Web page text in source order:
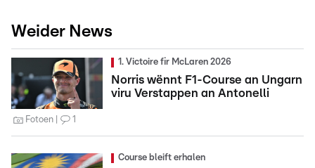
Weider News
1. Victoire fir McLaren 2026
Norris wënnt F1-Course an Ungarn
viru Verstappen an Antonelli
Fotoen 1
Course bleift erhalen